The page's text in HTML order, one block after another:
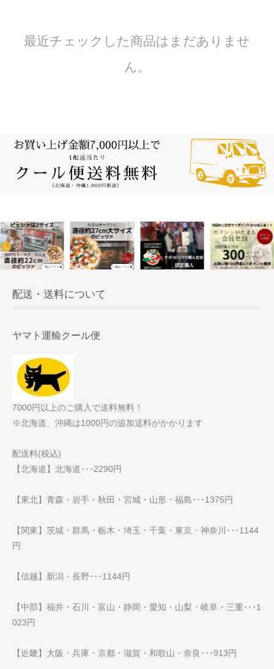
最近チェックした商品はまだありませ
ん。
配送・送料について
ヤマト運輸クール便
7000円以上のご購入で送料無料！
※北海道、沖縄は1000円の追加送料がかかります
配送料(税込)
【北海道】北海道･･･2290円
【東北】青森・岩手・秋田・宮城・山形・福島･･･1375円
【関東】茨城・群馬・栃木・埼玉・千葉・東京・神奈川･･･1144
円
【信越】新潟・長野･･･1144円
【中部】福井・石川・富山・静岡・愛知・山梨・岐阜・三重･･･1
023円
【近畿】大阪・兵庫・京都・滋賀・和歌山・奈良･･･913円